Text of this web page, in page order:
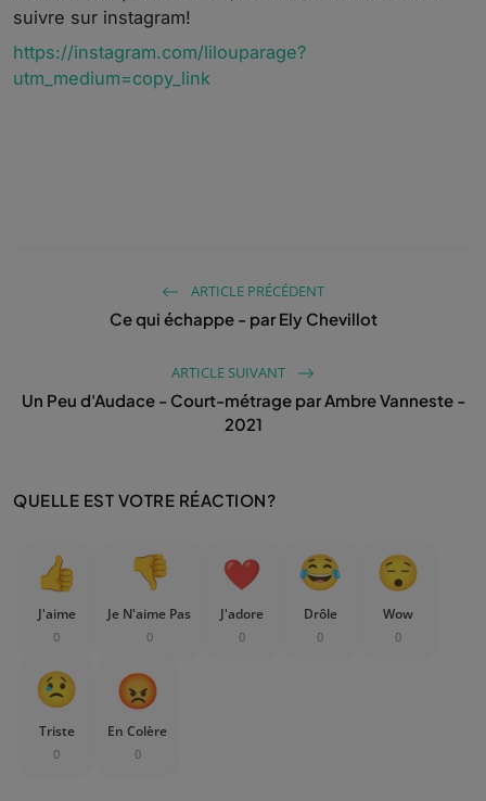
suivre sur instagram!
https://instagram.com/lilouparage?
utm_medium=copy_link
ARTICLE PRÉCÉDENT
Ce qui échappe - par Ely Chevillot
ARTICLE SUIVANT
Un Peu d'Audace - Court-métrage par Ambre Vanneste -
2021
QUELLE EST VOTRE RÉACTION?
J'aime
0
Je N'aime Pas
0
J'adore
0
Drôle
0
Wow
0
Triste
0
En Colère
0